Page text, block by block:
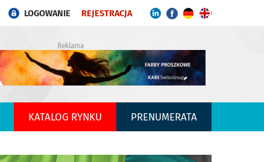
LOGOWANIE REJESTRACJA
Reklama
KATALOG RYNKU PRENUMERATA